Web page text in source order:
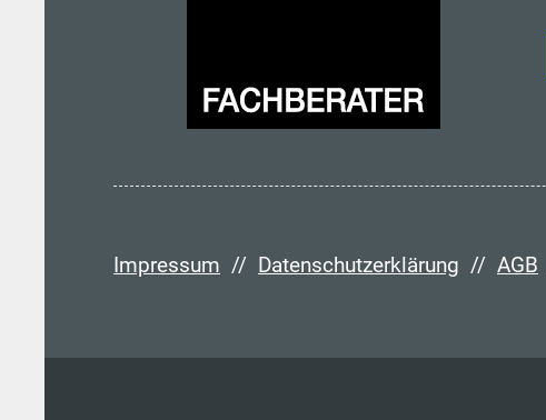
Impressum // Datenschutzerklärung // AGB